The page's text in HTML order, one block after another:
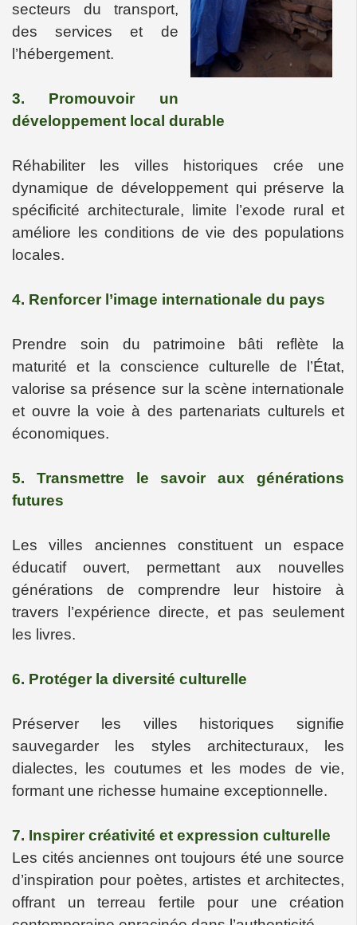
secteurs du transport,
des services et de
l’hébergement.
3. Promouvoir un
développement local durable
Réhabiliter les villes historiques crée une
dynamique de développement qui préserve la
spécificité architecturale, limite l’exode rural et
améliore les conditions de vie des populations
locales.
4. Renforcer l’image internationale du pays
Prendre soin du patrimoine bâti reflète la
maturité et la conscience culturelle de l’État,
valorise sa présence sur la scène internationale
et ouvre la voie à des partenariats culturels et
économiques.
5. Transmettre le savoir aux générations
futures
Les villes anciennes constituent un espace
éducatif ouvert, permettant aux nouvelles
générations de comprendre leur histoire à
travers l’expérience directe, et pas seulement
les livres.
6. Protéger la diversité culturelle
Préserver les villes historiques signifie
sauvegarder les styles architecturaux, les
dialectes, les coutumes et les modes de vie,
formant une richesse humaine exceptionnelle.
7. Inspirer créativité et expression culturelle
Les cités anciennes ont toujours été une source
d’inspiration pour poètes, artistes et architectes,
offrant un terreau fertile pour une création